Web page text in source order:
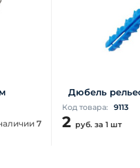
7
Дюбель
Код товара: 9113
2 руб. за 1 шт